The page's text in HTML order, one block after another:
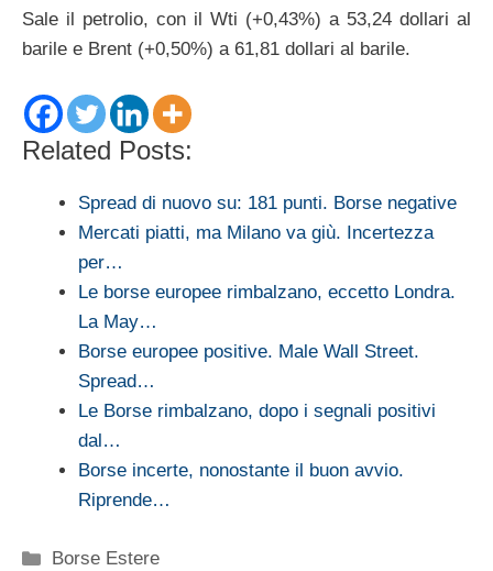
Sale il petrolio, con il Wti (+0,43%) a 53,24 dollari al
barile e Brent (+0,50%) a 61,81 dollari al barile.
Related Posts:
Spread di nuovo su: 181 punti. Borse negative
Mercati piatti, ma Milano va giù. Incertezza
per…
Le borse europee rimbalzano, eccetto Londra.
La May…
Borse europee positive. Male Wall Street.
Spread…
Le Borse rimbalzano, dopo i segnali positivi
dal…
Borse incerte, nonostante il buon avvio.
Riprende…
Categorie
Borse Estere